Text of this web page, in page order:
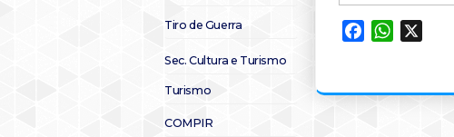
Tiro de Guerra
Sec. Cultura e Turismo
Turismo
COMPIR
FacebookWhatsApp